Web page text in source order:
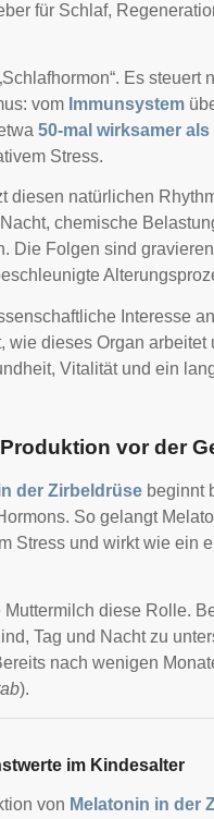
für Schlaf,
Es
vom Immunsystem
50-mal wirksamer als
Stress.
diesen natürlichen
chemische
Die Folgen sind
Interesse
wie dieses Organ
Vitalität und ein
vor der
der Zirbeldrüse beginnt
So gelangt
Stress und wirkt wie ein
Muttermilch diese Rolle.
Tag und Nacht zu
nach wenigen
).
im Kindesalter
von Melatonin in der